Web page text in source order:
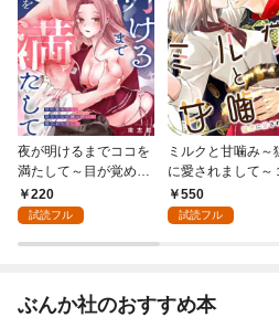
夜が明けるまでココを
満たして～目が覚めた
ら、幼なじみの雄っぱ
いに抱かれてました～
220
試読フル
ミルクと甘噛み～
に愛されまして～
550
試読フル
ぶんか社のおすすめ本